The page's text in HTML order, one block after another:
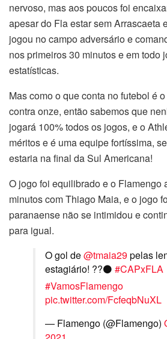
nervoso, mas aos poucos foi
apesar do Fla estar sem Arrascaeta
jogou no campo adversário e
nos primeiros 30 minutos e em todo
estatísticas.
Mas como o que conta no futebol é
contra onze, então sabemos que
jogará 100% todos os jogos, e o
méritos e é uma equipe fortíssima,
estaria na final da Sul Americana!
O jogo foi equilibrado e o Flamengo
minutos com Thiago Maia, e o jogo
paranaense não se intimidou e
para igual.
O gol de@tmaia29pelas
estagiário! ??⚫️ #CAPxFLA
#VamosFlamengo
pic.twitter.com/FcfeqbNuXL
— Flamengo (@Flamengo)